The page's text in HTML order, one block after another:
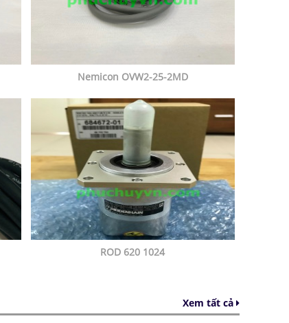
Nemicon OVW2-25-2MD
ROD 620 1024
Xem tất cả